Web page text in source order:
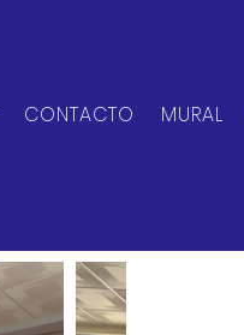
CONTACTO MURAL